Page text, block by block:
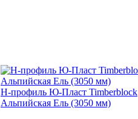
H-профиль Ю-Пласт Timberblock
Альпийская Ель (3050 мм)